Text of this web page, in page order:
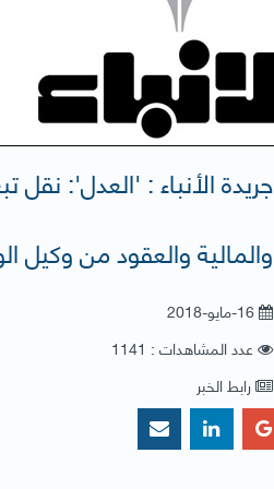
جريدة الأنباء : 'العدل': نقل
والمالية والعقود من وكيل
16-مايو-2018
عدد المشاهدات : 1141
رابط الخبر